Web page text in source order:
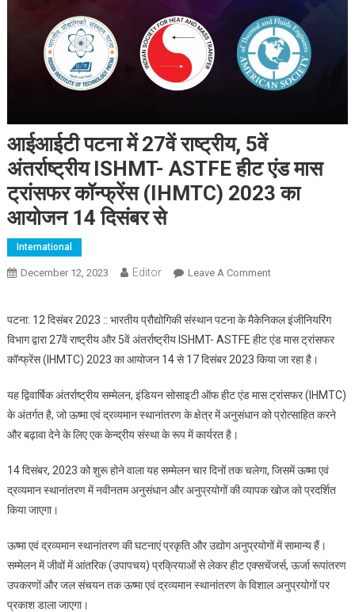
आईआईटी पटना में 27वें राष्ट्रीय, 5वें
अंतर्राष्ट्रीय ISHMT- ASTFE हीट एंड मास
ट्रांसफर कॉन्फ्रेंस (IHMTC) 2023 का
आयोजन 14 दिसंबर से
International
December 12, 2023 Editor Leave A CommentOn आईआईटी पटना में
ASTFE हीट एंड मास
ट्रांसफर कॉन्फ्रेंस
(IHMTC) 2023 का
पटना: 12 दिसंबर 2023 :: भारतीय प्रौद्योगिकी संस्थान पटना के मैकेनिकल इंजीनियरिंग
विभाग द्वारा 27वें राष्ट्रीय और 5वें अंतर्राष्ट्रीय ISHMT- ASTFE हीट एंड मास ट्रांसफर
कॉन्फ्रेंस (IHMTC) 2023 का आयोजन 14 से 17 दिसंबर 2023 किया जा रहा है।
यह द्विवार्षिक अंतर्राष्ट्रीय सम्मेलन, इंडियन सोसाइटी ऑफ हीट एंड मास ट्रांसफर (IHMTC)
के अंतर्गत है, जो ऊष्मा एवं द्रव्यमान स्थानांतरण के क्षेत्र में अनुसंधान को प्रोत्साहित करने
और बढ़ावा देने के लिए एक केन्द्रीय संस्था के रूप में कार्यरत है।
14 दिसंबर, 2023 को शुरू होने वाला यह सम्मेलन चार दिनों तक चलेगा, जिसमें ऊष्मा एवं
द्रव्यमान स्थानांतरण में नवीनतम अनुसंधान और अनुप्रयोगों की व्यापक खोज को प्रदर्शित
किया जाएगा।
ऊष्मा एवं द्रव्यमान स्थानांतरण की घटनाएं प्रकृति और उद्योग अनुप्रयोगों में सामान्य हैं।
सम्मेलन में जीवों में आंतरिक (उपापचय) प्रक्रियाओं से लेकर हीट एक्सचेंजर्स, ऊर्जा रूपांतरण
उपकरणों और जल संचयन तक ऊष्मा एवं द्रव्यमान स्थानांतरण के विशाल अनुप्रयोगों पर
प्रकाश डाला जाएगा।